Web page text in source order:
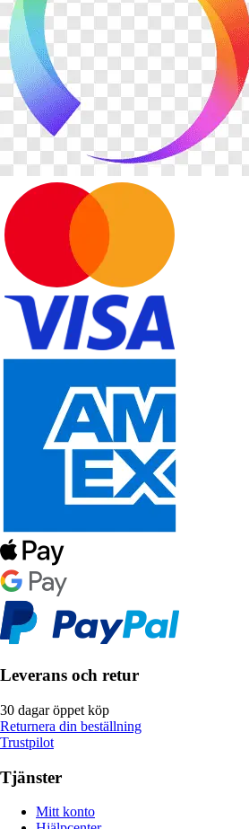
Leverans och retur
30 dagar öppet köp
Returnera din beställning
Trustpilot
Tjänster
Mitt konto